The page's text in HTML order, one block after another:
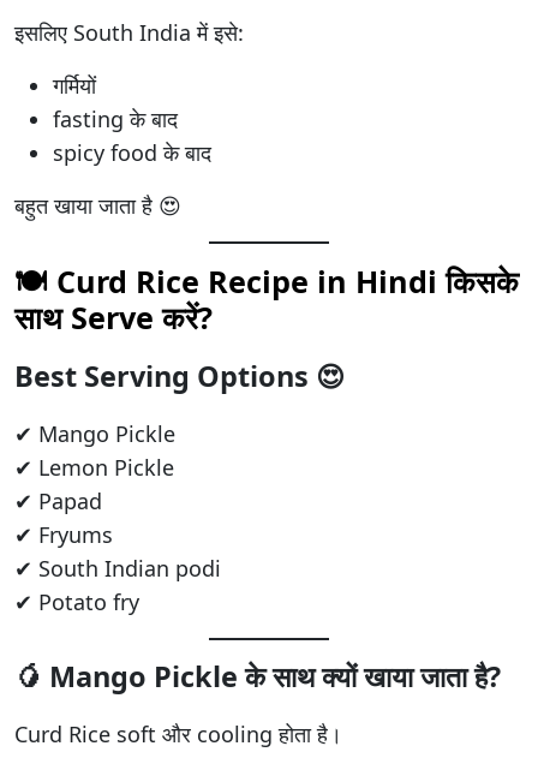
इसलिए South India में इसे:
गर्मियों
fasting के बाद
spicy food के बाद
बहुत खाया जाता है 😍
🍽️ Curd Rice Recipe in Hindi किसके
साथ Serve करें?
Best Serving Options 😍
✔ Mango Pickle
✔ Lemon Pickle
✔ Papad
✔ Fryums
✔ South Indian podi
✔ Potato fry
🥭 Mango Pickle के साथ क्यों खाया जाता है?
Curd Rice soft और cooling होता है।